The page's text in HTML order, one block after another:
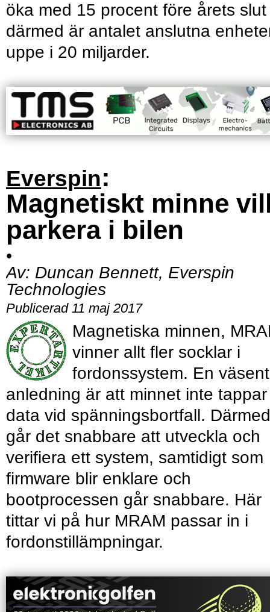
öka med 15 procent före årets
därmed är antalet anslutna
uppe i 20 miljarder.
Everspin:
Magnetiskt minne
parkera i bilen
•
Av: Duncan Bennett, Everspin
Technologies
Publicerad 11 maj 2017
Magnetiska minnen,
vinner allt fler socklar i
fordonssystem. En
­anledning är att minnet inte tappar
data vid spänningsbortfall. Därmed
går det snabbare att utveckla och
verifiera ett system, samtidigt som
firmware blir enklare och
bootprocessen går snabbare. Här
tittar vi på hur MRAM passar in i
fordonstillämpningar.